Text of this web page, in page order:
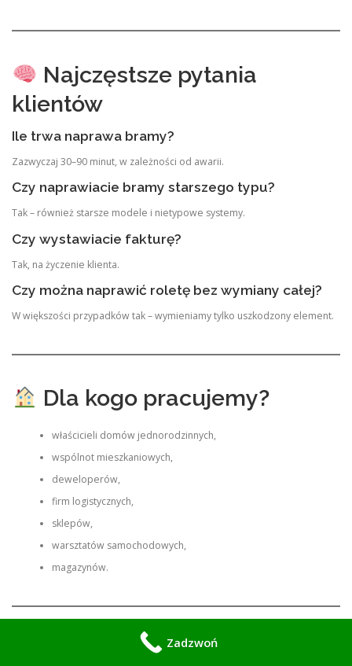
Najczęstsze pytania
klientów
Ile trwa naprawa bramy?
Zazwyczaj 30–90 minut, w zależności od awarii.
Czy naprawiacie bramy starszego typu?
Tak – również starsze modele i nietypowe systemy.
Czy wystawiacie fakturę?
Tak, na życzenie klienta.
Czy można naprawić roletę bez wymiany całej?
W większości przypadków tak – wymieniamy tylko uszkodzony element.
Dla kogo pracujemy?
właścicieli domów jednorodzinnych,
wspólnot mieszkaniowych,
deweloperów,
firm logistycznych,
sklepów,
warsztatów samochodowych,
magazynów.
Bezpieczeństwo przede
Zadzwoń